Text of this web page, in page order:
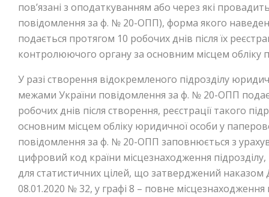
пов’язані з оподаткуванням або через які
повідомлення за ф. № 20-ОПП), форма якого
подається протягом 10 робочих днів після їх
контролюючого органу за основним місцем обліку
У разі створення відокремленого підрозділу
межами України повідомлення за ф. № 20-ОПП
робочих днів після створення, реєстрації такого
основним місцем обліку юридичної особи у
повідомлення за ф. № 20-ОПП заповнюється з
цифровий код країни місцезнаходження підрозділу,
для статистичних цілей, що затверджений наказом
08.01.2020 № 32, у графі 8 – повне